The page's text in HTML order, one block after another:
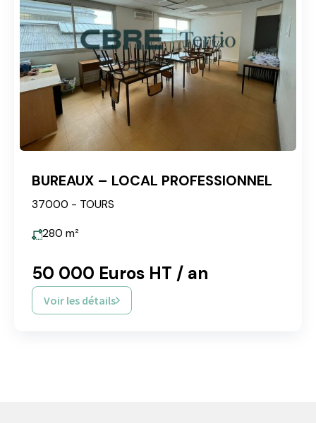
BUREAUX – LOCAL PROFESSIONNEL
37000 - TOURS
280 m²
50 000 Euros HT / an
Voir les détails